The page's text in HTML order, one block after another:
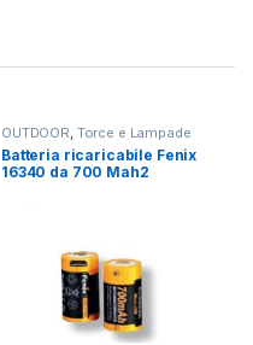
OUTDOOR, Torce e Lampade
Batteria ricaricabile Fenix
16340 da 700 Mah2